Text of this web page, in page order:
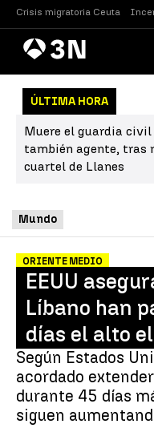
Crisis migratoria Ceuta
AntenaNoticias
ÚLTIMA HORA
Muere el guardia civil
también agente, tras
cuartel de Llanes
Mundo
ORIENTE MEDIO
EEUU
Líbano han
días el alto
Según Estados
acordado
durante 45 días
siguen